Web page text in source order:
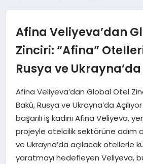
MAGAZIN
SAĞLIK
SIYASET
SPOR
Afina Veliyeva’dan
Zinciri: “Afina”
Rusya ve Ukrayna’da
Afina Veliyeva’dan Global Otel
Bakü, Rusya ve Ukrayna’da
başarılı iş kadını Afina Veliyeva,
projeyle otelcilik sektörüne adım
ve Ukrayna’da açılacak otellerle
yaratmayı hedefleyen Veliyeva,